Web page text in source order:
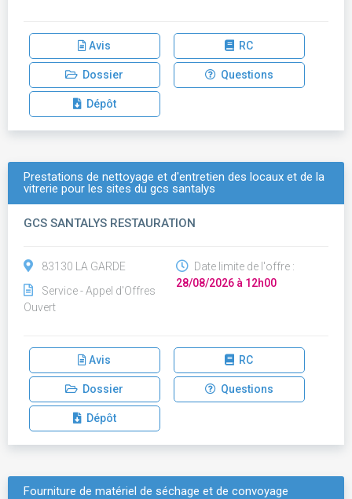
Avis RC
Dossier Questions
Dépôt
Prestations de nettoyage et d'entretien des locaux et de la
vitrerie pour les sites du gcs santalys
GCS SANTALYS RESTAURATION
83130 LA GARDE
Service - Appel d'Offres
Ouvert
Date limite de l'offre :
28/08/2026 à 12h00
Avis RC
Dossier Questions
Dépôt
Fourniture de matériel de séchage et de convoyage